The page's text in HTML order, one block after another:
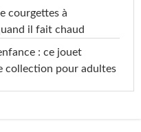
courgettes à
il fait chaud
: ce jouet
collection pour adultes